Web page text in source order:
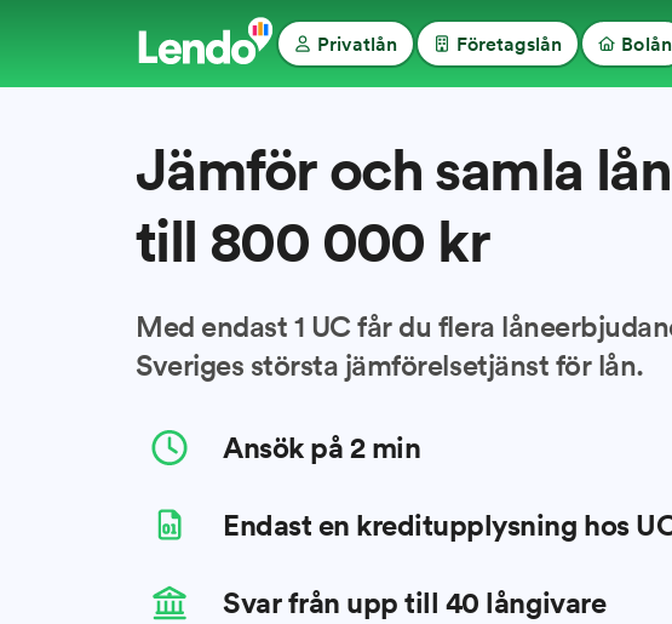
Privatlån Företagslån Bolån
Jämför och samla
till 800 000 kr
Med endast 1 UC får du flera
Sveriges största jämförelsetjänst för lån.
Ansök på 2 min
Endast en kreditupplysning hos
Svar från upp till 40 långivare